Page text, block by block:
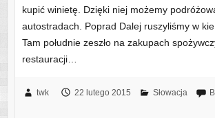
kupić winietę. Dzięki niej możemy
autostradach. Poprad Dalej ruszyliśmy w
Tam południe zeszło na zakupach
restauracji…
twk 22 lutego 2015 Słowacja